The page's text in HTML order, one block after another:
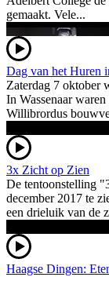
gemaakt. Vele...
Dag van het Huren
Zaterdag 7 oktober
In Wassenaar
Willibrordus
3x Zicht op Zien
De tentoonstelling
december 2017 te
een drieluik van de
Haagse Dingen: